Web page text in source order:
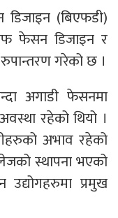
(बिएफडी)
फेसन डिजाइन र
गरेको छ ।
अगाडी फेसनमा
रहेको थियो ।
अभाव रहेको
स्थापना भएको
प्रमुख